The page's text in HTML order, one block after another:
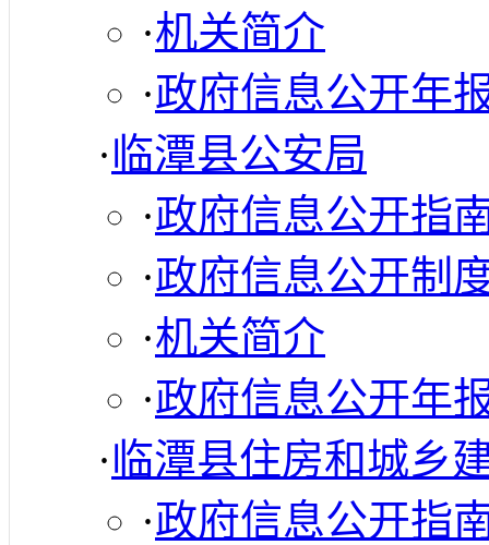
·机关简介
·政府信息公开年
·临潭县公安局
·政府信息公开指
·政府信息公开制
·机关简介
·政府信息公开年
·临潭县住房和城乡
·政府信息公开指